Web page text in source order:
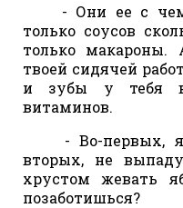
- Они ее с чем
только соусов
только
твоей сидячей
и зубы у тебя
витаминов.
- Во-первых, я
вторых, не
хрустом жевать
позаботишься?